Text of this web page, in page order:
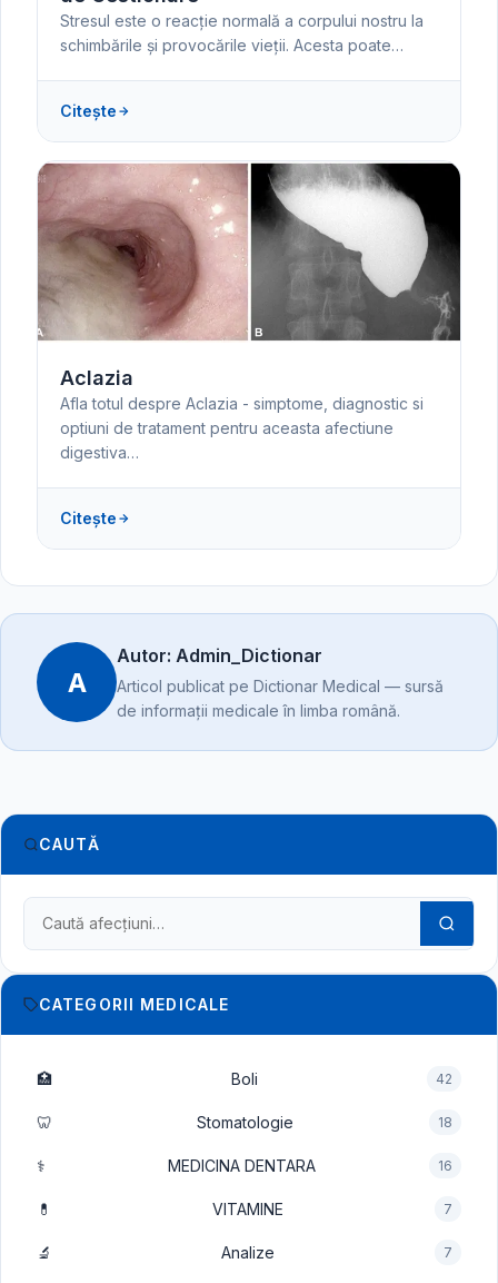
Stresul este o reacție normală a corpului nostru la
schimbările și provocările vieții. Acesta poate…
Citește
Aclazia
Afla totul despre Aclazia - simptome, diagnostic si
optiuni de tratament pentru aceasta afectiune
digestiva…
Citește
A
Autor: Admin_Dictionar
Articol publicat pe Dictionar Medical — sursă
de informații medicale în limba română.
CAUTĂ
Caută în dicționarul medical
CATEGORII MEDICALE
🏥 Boli 42
🦷 Stomatologie 18
⚕️ MEDICINA DENTARA 16
💊 VITAMINE 7
🔬 Analize 7